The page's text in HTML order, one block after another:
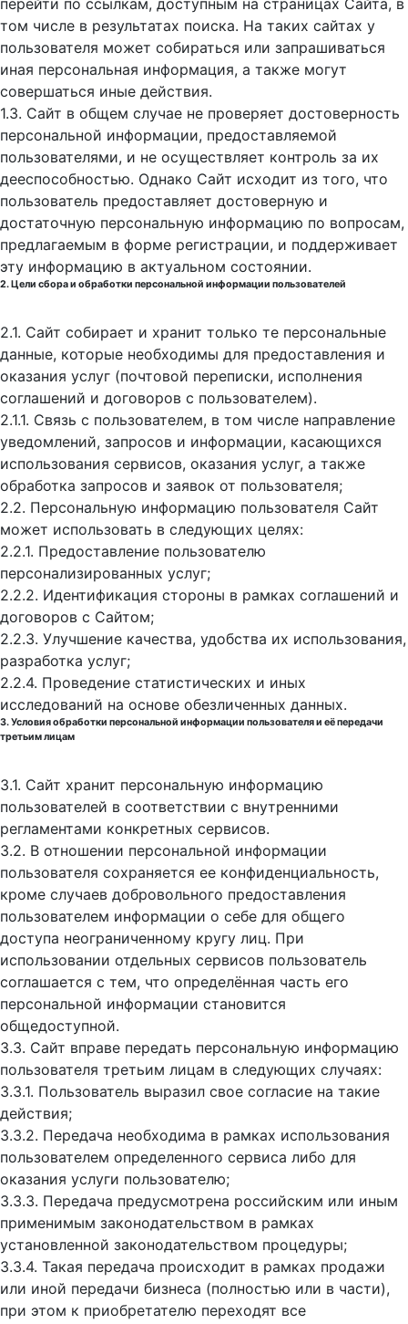
перейти по ссылкам, доступным на страницах Сайта, в
том числе в результатах поиска. На таких сайтах у
пользователя может собираться или запрашиваться
иная персональная информация, а также могут
совершаться иные действия.
1.3. Сайт в общем случае не проверяет достоверность
персональной информации, предоставляемой
пользователями, и не осуществляет контроль за их
дееспособностью. Однако Сайт исходит из того, что
пользователь предоставляет достоверную и
достаточную персональную информацию по вопросам,
предлагаемым в форме регистрации, и поддерживает
эту информацию в актуальном состоянии.
2. Цели сбора и обработки персональной информации пользователей
2.1. Сайт собирает и хранит только те персональные
данные, которые необходимы для предоставления и
оказания услуг (почтовой переписки, исполнения
соглашений и договоров с пользователем).
2.1.1. Связь с пользователем, в том числе направление
уведомлений, запросов и информации, касающихся
использования сервисов, оказания услуг, а также
обработка запросов и заявок от пользователя;
2.2. Персональную информацию пользователя Сайт
может использовать в следующих целях:
2.2.1. Предоставление пользователю
персонализированных услуг;
2.2.2. Идентификация стороны в рамках соглашений и
договоров с Сайтом;
2.2.3. Улучшение качества, удобства их использования,
разработка услуг;
2.2.4. Проведение статистических и иных
исследований на основе обезличенных данных.
3. Условия обработки персональной информации пользователя и её передачи
третьим лицам
3.1. Сайт хранит персональную информацию
пользователей в соответствии с внутренними
регламентами конкретных сервисов.
3.2. В отношении персональной информации
пользователя сохраняется ее конфиденциальность,
кроме случаев добровольного предоставления
пользователем информации о себе для общего
доступа неограниченному кругу лиц. При
использовании отдельных сервисов пользователь
соглашается с тем, что определённая часть его
персональной информации становится
общедоступной.
3.3. Сайт вправе передать персональную информацию
пользователя третьим лицам в следующих случаях:
3.3.1. Пользователь выразил свое согласие на такие
действия;
3.3.2. Передача необходима в рамках использования
пользователем определенного сервиса либо для
оказания услуги пользователю;
3.3.3. Передача предусмотрена российским или иным
применимым законодательством в рамках
установленной законодательством процедуры;
3.3.4. Такая передача происходит в рамках продажи
или иной передачи бизнеса (полностью или в части),
при этом к приобретателю переходят все